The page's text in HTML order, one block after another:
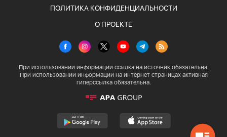
ПОЛИТИКА КОНФИДЕНЦИАЛЬНОСТИ
О ПРОЕКТЕ
При использовании информации ссылка на источник обязательна.
При использовании информации на интернет страницах активная
гиперссылка обязательна.